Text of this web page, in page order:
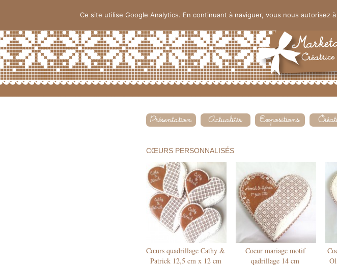
CŒURS PERSONNALISÉS
Cœurs quadrillage Cathy &
Patrick 12,5 cm x 12 cm
Coeur mariage motif
qadrillage 14 cm
Ce site utilise Google Analytics. En continuant à naviguer, vous nous autorisez